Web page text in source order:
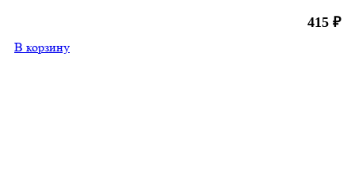
415 ₽
В корзину